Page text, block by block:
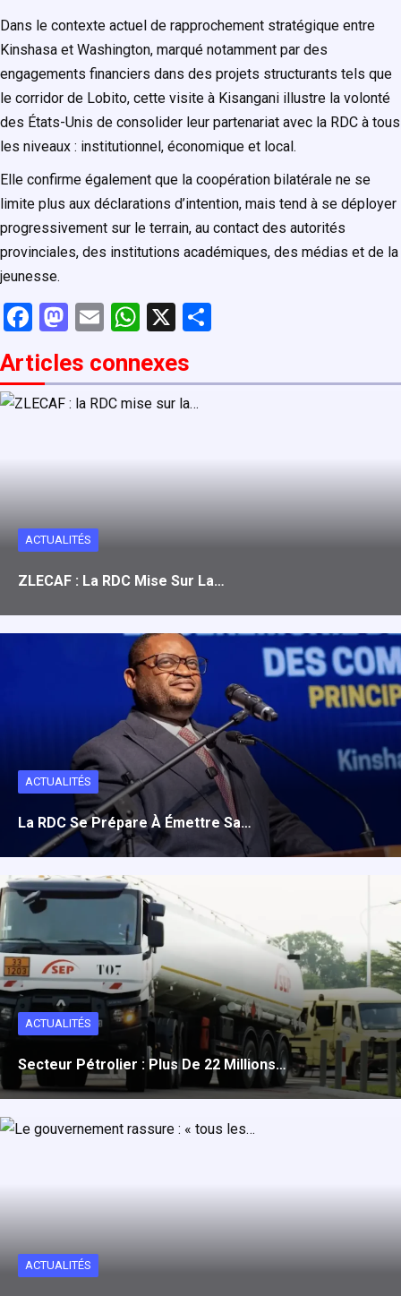
Dans le contexte actuel de rapprochement stratégique entre
Kinshasa et Washington, marqué notamment par des
engagements financiers dans des projets structurants tels que
le corridor de Lobito, cette visite à Kisangani illustre la volonté
des États-Unis de consolider leur partenariat avec la RDC à tous
les niveaux : institutionnel, économique et local.
Elle confirme également que la coopération bilatérale ne se
limite plus aux déclarations d’intention, mais tend à se déployer
progressivement sur le terrain, au contact des autorités
provinciales, des institutions académiques, des médias et de la
jeunesse.
F
a
ce
b
k
M
st
o
n
E
ail
W
at
s
p
X
ta
Articles connexes
ACTUALITÉS
ZLECAF : La RDC Mise Sur La…
ACTUALITÉS
La RDC Se Prépare À Émettre Sa…
ACTUALITÉS
Secteur Pétrolier : Plus De 22 Millions…
ACTUALITÉS